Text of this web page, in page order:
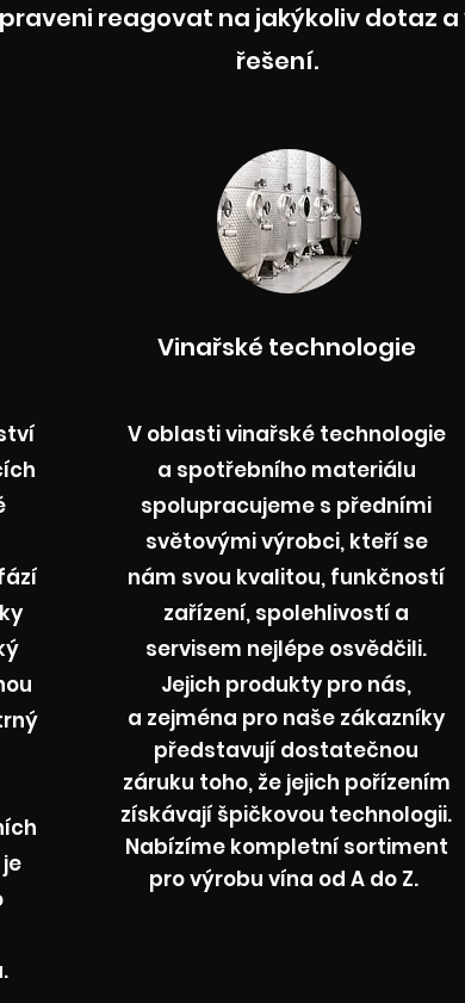
reagovat na jakýkoliv dotaz
řešení.
Vinařské technologie
V oblasti vinařské technologie
a spotřebního materiálu
spolupracujeme s předními
světovými výrobci, kteří se
nám svou kvalitou, funkčností
zařízení, spolehlivostí a
servisem nejlépe osvědčili.
Jejich produkty pro nás,
a zejména pro naše zákazníky
představují dostatečnou
záruku toho, že jejich pořízením
získávají špičkovou technologii.
Nabízíme kompletní sortiment
pro výrobu vína od A do Z.